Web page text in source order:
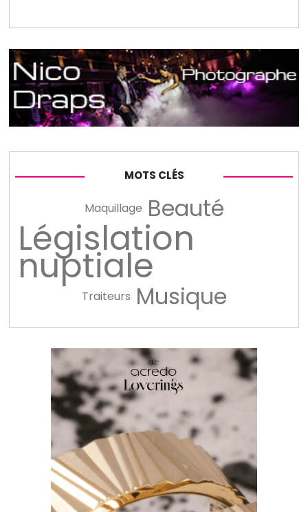
MOTS CLÉS
Maquillage Beauté
Législation
nuptiale
Traiteurs Musique